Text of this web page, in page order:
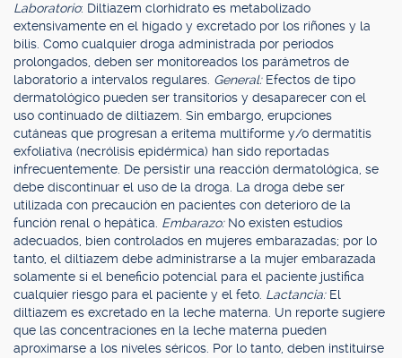
Laboratorio: Diltiazem clorhidrato es metabolizado
extensivamente en el hígado y excretado por los riñones y la
bilis. Como cualquier droga administrada por periodos
prolongados, deben ser monitoreados los parámetros de
laboratorio a intervalos regulares. General: Efectos de tipo
dermatológico pueden ser transitorios y desaparecer con el
uso continuado de diltiazem. Sin embargo, erupciones
cutáneas que progresan a eritema multiforme y/o dermatitis
exfoliativa (necrólisis epidérmica) han sido reportadas
infrecuentemente. De persistir una reacción dermatológica, se
debe discontinuar el uso de la droga. La droga debe ser
utilizada con precaución en pacientes con deterioro de la
función renal o hepática. Embarazo: No existen estudios
adecuados, bien controlados en mujeres embarazadas; por lo
tanto, el diltiazem debe administrarse a la mujer embarazada
solamente si el beneficio potencial para el paciente justifica
cualquier riesgo para el paciente y el feto. Lactancia: El
diltiazem es excretado en la leche materna. Un reporte sugiere
que las concentraciones en la leche materna pueden
aproximarse a los niveles séricos. Por lo tanto, deben instituirse